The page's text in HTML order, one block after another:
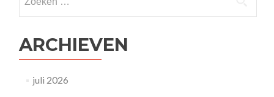
naar:
ARCHIEVEN
juli 2026